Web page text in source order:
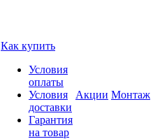
Как купить
Условия
оплаты
Условия
доставки
Гарантия
на товар
Акции Монтаж